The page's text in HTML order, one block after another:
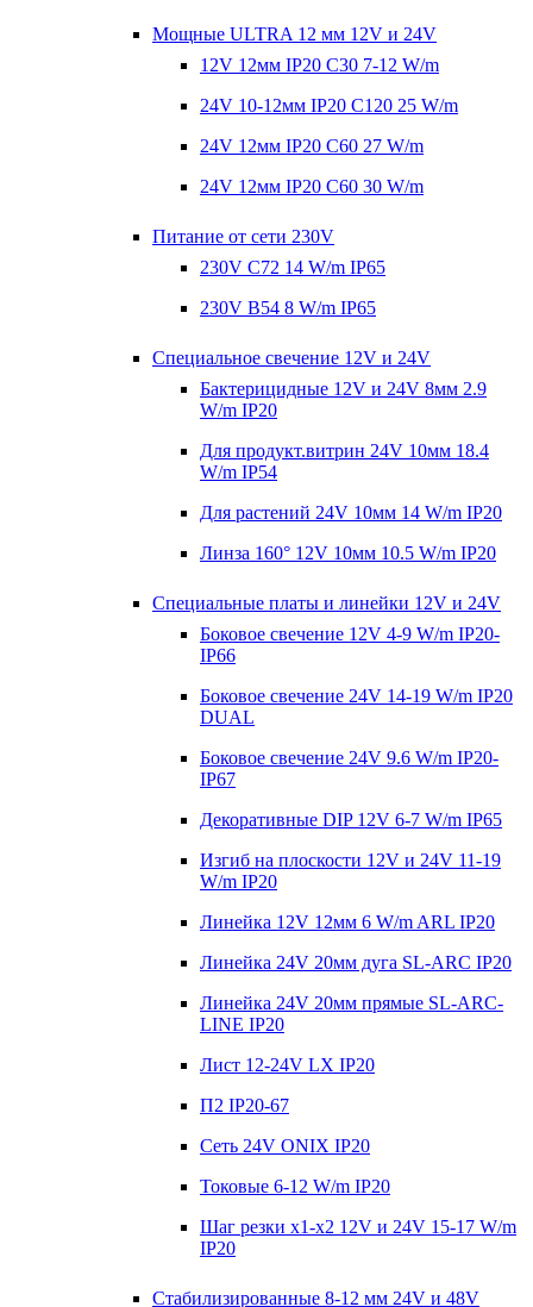
Мощные ULTRA 12 мм 12V и 24V
12V 12мм IP20 C30 7-12 W/m
24V 10-12мм IP20 C120 25 W/m
24V 12мм IP20 C60 27 W/m
24V 12мм IP20 C60 30 W/m
Питание от сети 230V
230V C72 14 W/m IP65
230V В54 8 W/m IP65
Специальное свечение 12V и 24V
Бактерицидные 12V и 24V 8мм 2.9
W/m IP20
Для продукт.витрин 24V 10мм 18.4
W/m IP54
Для растений 24V 10мм 14 W/m IP20
Линза 160° 12V 10мм 10.5 W/m IP20
Специальные платы и линейки 12V и 24V
Боковое свечение 12V 4-9 W/m IP20-
IP66
Боковое свечение 24V 14-19 W/m IP20
DUAL
Боковое свечение 24V 9.6 W/m IP20-
IP67
Декоративные DIP 12V 6-7 W/m IP65
Изгиб на плоскости 12V и 24V 11-19
W/m IP20
Линейка 12V 12мм 6 W/m ARL IP20
Линейка 24V 20мм дуга SL-ARC IP20
Линейка 24V 20мм прямые SL-ARC-
LINE IP20
Лист 12-24V LX IP20
П2 IP20-67
Сеть 24V ONIX IP20
Токовые 6-12 W/m IP20
Шаг резки х1-x2 12V и 24V 15-17 W/m
IP20
Стабилизированные 8-12 мм 24V и 48V